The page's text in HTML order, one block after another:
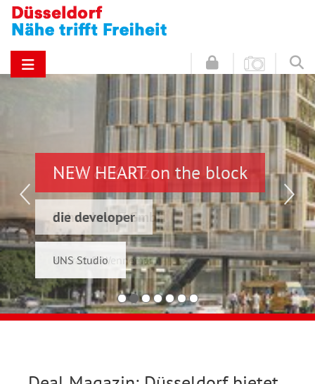
NEW HEART on the block
die developer
UNS Studio
Hinz & Kunz
Schwelmer7 GmbH
Konrad & Wennemar